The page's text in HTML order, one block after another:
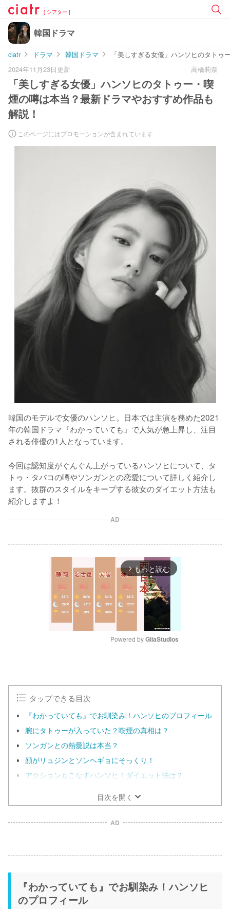
[ シアター ]
韓国ドラマ
ciatr ドラマ 韓国ドラマ
「美しすぎる女優」ハンソヒのタト
2024年11月23日更新
高橋莉奈
「美しすぎる女優」ハンソヒのタトゥー・喫
煙の噂は本当？最新ドラマやおすすめ作品も
解説！
このページにはプロモーションが含まれています
韓国のモデルで女優のハンソヒ。日本では主演を務めた2021
年の韓国ドラマ『わかっていても』で人気が急上昇し、注目
される俳優の1人となっています。
今回は認知度がぐんぐん上がっているハンソヒについて、タ
トゥ・タバコの噂やソンガンとの恋愛について詳しく紹介し
ます。抜群のスタイルをキープする彼女のダイエット方法も
紹介しますよ！
AD
arrow_forward_ios もっと読む
Powered by GliaStudios
タップできる目次
『わかっていても』でお馴染み！ハンソヒのプロフィール
腕にタトゥーが入っていた？喫煙の真相は？
ソンガンとの熱愛説は本当？
顔がリュジンとソンヘギョにそっくり！
アクションもこなすハンソヒ！ダイエット法は？
目次を開く
AD
『わかっていても』でお馴染み！ハンソヒ
のプロフィール